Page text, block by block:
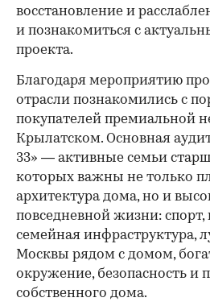
восстановление и
и познакомиться с
проекта.
Благодаря мероприятию
отрасли познакомились с
покупателей премиальной
Крылатском. Основная
33» — активные семьи
которых важны не только
архитектура дома, но и
повседневной жизни:
семейная инфраструктура,
Москвы рядом с домом,
окружение, безопасность и
собственного дома.